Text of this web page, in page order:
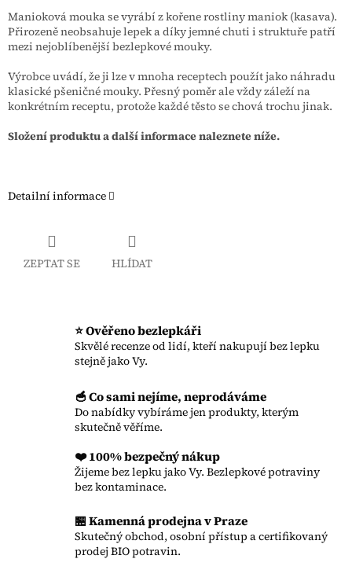
Manioková mouka se vyrábí z kořene rostliny maniok (kasava).
Přirozeně neobsahuje lepek a díky jemné chuti i struktuře patří
mezi nejoblíbenější bezlepkové mouky.
Výrobce uvádí, že ji lze v mnoha receptech použít jako náhradu
klasické pšeničné mouky. Přesný poměr ale vždy záleží na
konkrétním receptu, protože každé těsto se chová trochu jinak.
Složení produktu a další informace naleznete níže.
Detailní informace
ZEPTAT SE HLÍDAT
⭐ Ověřeno bezlepkáři
Skvělé recenze od lidí, kteří nakupují bez lepku
stejně jako Vy.
🥣 Co sami nejíme, neprodáváme
Do nabídky vybíráme jen produkty, kterým
skutečně věříme.
❤️ 100% bezpečný nákup
Žijeme bez lepku jako Vy. Bezlepkové potraviny
bez kontaminace.
🏪 Kamenná prodejna v Praze
Skutečný obchod, osobní přístup a certifikovaný
prodej BIO potravin.